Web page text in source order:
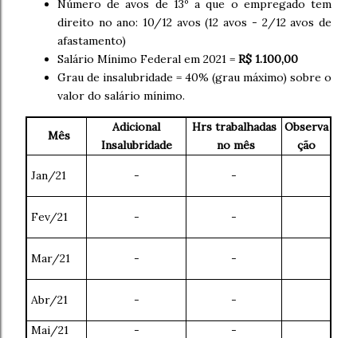
Número de avos de 13º a que o empregado tem
direito no ano: 10/12 avos (12 avos - 2/12 avos de
afastamento)
Salário Mínimo Federal em 2021 = R$ 1.100,00
Grau de insalubridade = 40% (grau máximo) sobre o
valor do salário mínimo.
Mês
Adicional
Insalubridade
Hrs trabalhadas
no mês
Observa
ção
Jan/21 - -
Fev/21 - -
Mar/21 - -
Abr/21 - -
Mai/21 - -